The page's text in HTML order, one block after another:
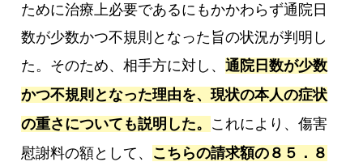
ために治療上必要であるにもかかわらず通院日
数が少数かつ不規則となった旨の状況が判明し
た。そのため、相手方に対し、通院日数が少数
かつ不規則となった理由を、現状の本人の症状
の重さについても説明した。 これにより、傷害
慰謝料の額として、 こちらの請求額の８５．８